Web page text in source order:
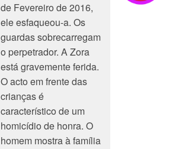
de Fevereiro de 2016,
ele esfaqueou-a. Os
guardas sobrecarregam
o perpetrador. A Zora
está gravemente ferida.
O acto em frente das
crianças é
característico de um
homicídio de honra. O
homem mostra à família